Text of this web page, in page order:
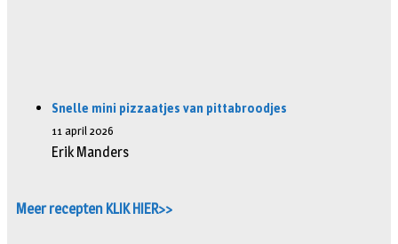
Snelle mini pizzaatjes van pittabroodjes
11 april 2026
Erik Manders
Meer recepten KLIK HIER>>